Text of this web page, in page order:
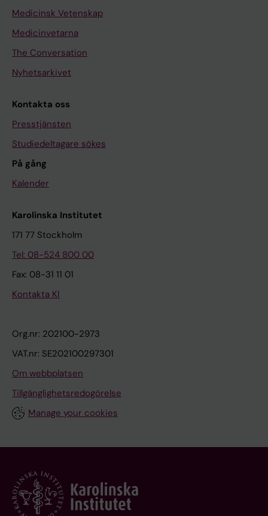
Medicinsk Vetenskap
Medicinvetarna
The Conversation
Nyhetsarkivet
Kontakta oss
Presstjänsten
Studiedeltagare sökes
På gång
Kalender
Karolinska Institutet
171 77 Stockholm
Tel: 08-524 800 00
Fax: 08-31 11 01
Kontakta KI
Org.nr: 202100-2973
VAT.nr: SE202100297301
Om webbplatsen
Tillgänglighetsredogörelse
Manage your cookies